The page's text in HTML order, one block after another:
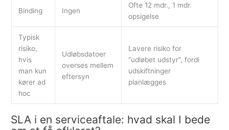
Binding Ingen
Ofte 12 mdr., 1 mdr.
opsigelse
Typisk
risiko,
hvis
man kun
kører ad
hoc
Udløbsdatoer
overses mellem
eftersyn
Lavere risiko for
“udløbet udstyr”, fordi
udskiftninger
planlægges
SLA i en serviceaftale: hvad skal I bede